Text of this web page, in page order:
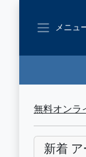
メニュ
無料オンラ
新着